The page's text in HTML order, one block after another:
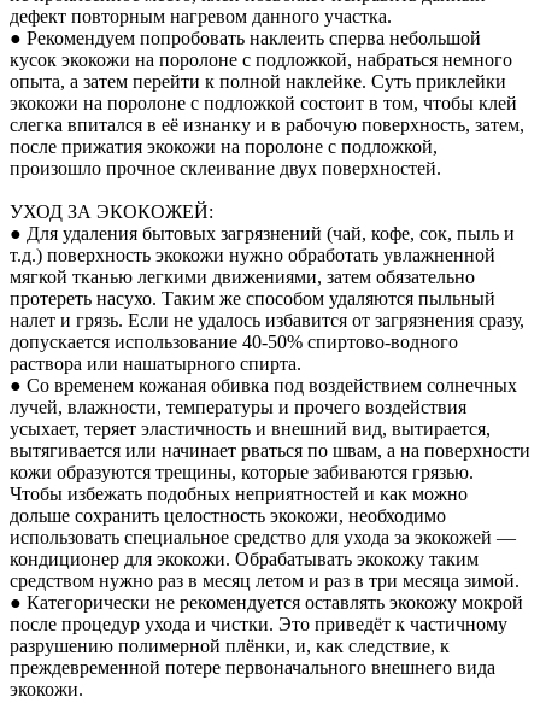
дефект повторным нагревом данного участка.
● Рекомендуем попробовать наклеить сперва небольшой
кусок экокожи на поролоне с подложкой, набраться немного
опыта, а затем перейти к полной наклейке. Суть приклейки
экокожи на поролоне с подложкой состоит в том, чтобы клей
слегка впитался в её изнанку и в рабочую поверхность, затем,
после прижатия экокожи на поролоне с подложкой,
произошло прочное склеивание двух поверхностей.
УХОД ЗА ЭКОКОЖЕЙ:
● Для удаления бытовых загрязнений (чай, кофе, сок, пыль и
т.д.) поверхность экокожи нужно обработать увлажненной
мягкой тканью легкими движениями, затем обязательно
протереть насухо. Таким же способом удаляются пыльный
налет и грязь. Если не удалось избавится от загрязнения сразу,
допускается использование 40-50% спиртово-водного
раствора или нашатырного спирта.
● Со временем кожаная обивка под воздействием солнечных
лучей, влажности, температуры и прочего воздействия
усыхает, теряет эластичность и внешний вид, вытирается,
вытягивается или начинает рваться по швам, а на поверхности
кожи образуются трещины, которые забиваются грязью.
Чтобы избежать подобных неприятностей и как можно
дольше сохранить целостность экокожи, необходимо
использовать специальное средство для ухода за экокожей —
кондиционер для экокожи. Обрабатывать экокожу таким
средством нужно раз в месяц летом и раз в три месяца зимой.
● Категорически не рекомендуется оставлять экокожу мокрой
после процедур ухода и чистки. Это приведёт к частичному
разрушению полимерной плёнки, и, как следствие, к
преждевременной потере первоначального внешнего вида
экокожи.